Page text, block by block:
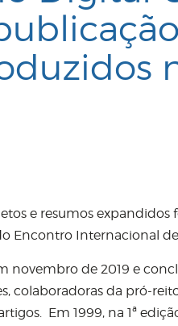
e resumos
Encontro Internacional
novembro de 2019 e
colaboradoras da pró-
Em 1999, na 1ª